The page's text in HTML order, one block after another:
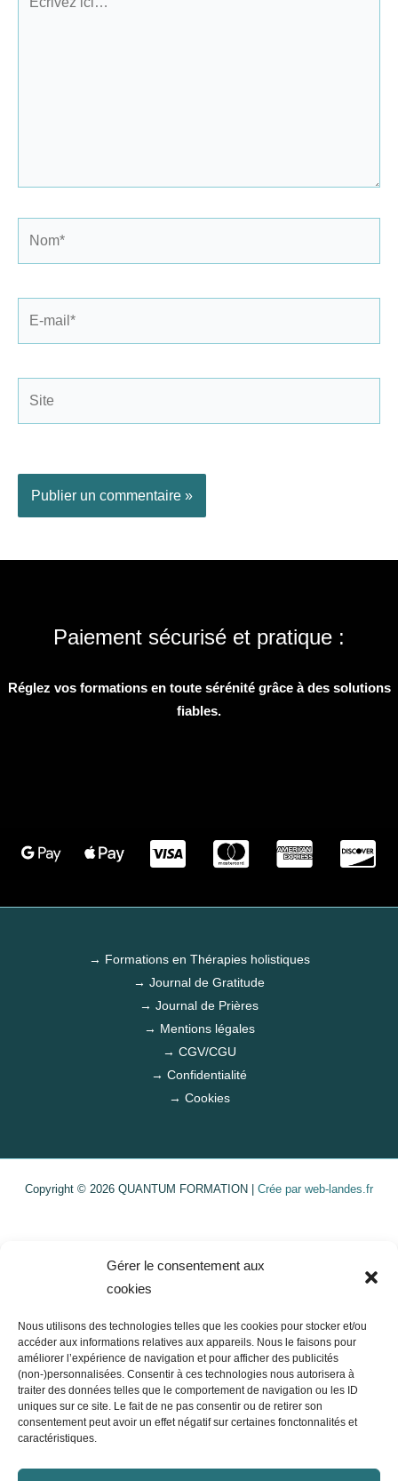
Gérer le consentement aux
cookies
Nous utilisons des technologies telles que les cookies pour stocker et/ou
accéder aux informations relatives aux appareils. Nous le faisons pour
améliorer l’expérience de navigation et pour afficher des publicités
(non-)personnalisées. Consentir à ces technologies nous autorisera à
traiter des données telles que le comportement de navigation ou les ID
uniques sur ce site. Le fait de ne pas consentir ou de retirer son
consentement peut avoir un effet négatif sur certaines fonctonnalités et
caractéristiques.
Paiement sécurisé et pratique :
Réglez vos formations en toute sérénité grâce à des solutions
fiables.
→ Formations en Thérapies holistiques
→ Journal de Gratitude
→ Journal de Prières
→ Mentions légales
→ CGV/CGU
→ Confidentialité
→ Cookies
Copyright © 2026 QUANTUM FORMATION | Crée par web-landes.fr